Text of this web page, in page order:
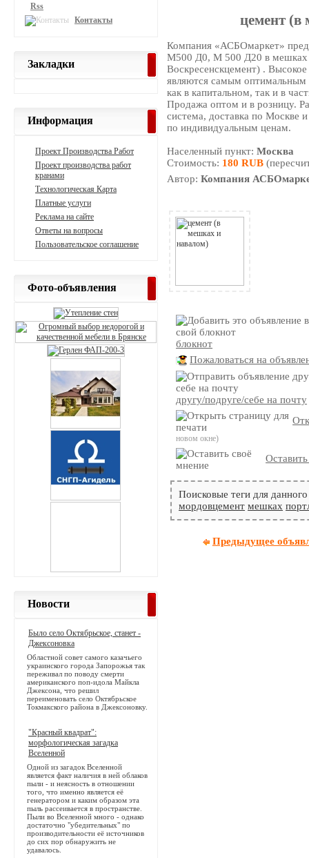
цемент (в
Компания «АСБОмаркет»
М500 Д0, М 500 Д20 в мешках
Воскресенскцемент) . Высокое
являются самым оптимальным
как в капитальном, так и в
Продажа оптом и в розницу.
система, доставка по Москве
по индивидуальным ценам.
Населенный пункт:Москва
Стоимость: 180 RUB
Автор:Компания
блокнот
Пожаловаться на
другу/подруге/себе на почту
новом окне)
Поисковые теги для
мордовцемент мешках
Предыдущее
Rss
Контакты
Закладки
Информация
Проект Производства Работ
Проект производства работ
кранами
Технологическая Карта
Платные услуги
Реклама на сайте
Ответы на вопросы
Пользовательское соглашение
Фото-объявления
Новости
Было село Октябрьское, станет -
Джексоновка
Областной совет самого казачьего
украинского города Запорожья так
переживал по поводу смерти
американского поп-идола Майкла
Джексона, что решил
переименовать село Октябрьское
Токмакского района в Джексоновку.
"Красный квадрат":
морфологическая загадка
Вселенной
Одной из загадок Вселенной
является факт наличия в ней облаков
пыли - и неясность в отношении
того, что именно является её
генератором и каким образом эта
пыль рассеивается в пространстве.
Пыли во Вселенной много - однако
достаточно "убедительных" по
производительности её источников
до сих пор обнаружить не
удавалось.